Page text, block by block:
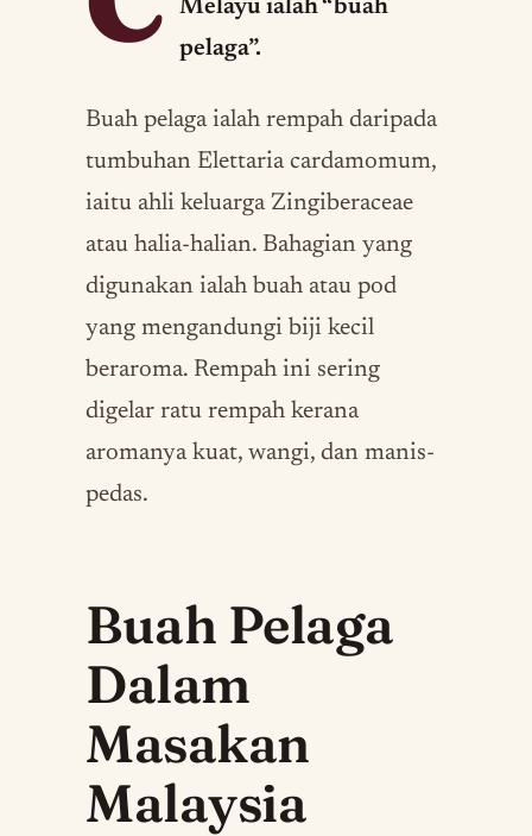
Melayu ialah “buah
pelaga”.
Buah pelaga ialah rempah daripada
tumbuhan Elettaria cardamomum,
iaitu ahli keluarga Zingiberaceae
atau halia-halian. Bahagian yang
digunakan ialah buah atau pod
yang mengandungi biji kecil
beraroma. Rempah ini sering
digelar ratu rempah kerana
aromanya kuat, wangi, dan manis-
pedas.
Buah Pelaga
Dalam
Masakan
Malaysia